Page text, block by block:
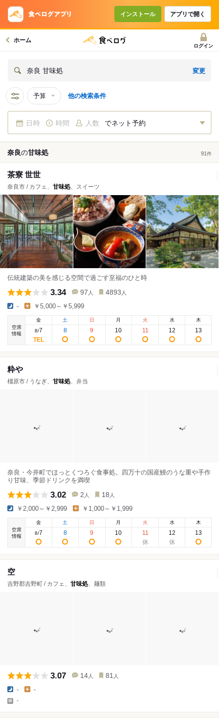
インストール アプリで開く
ホーム
ログイン
奈良 甘味処 変更
予算 他の検索条件
日時 時間 人数 でネット予約
奈良の甘味処 91 件
茶寮 世世
奈良市 / カフェ、 甘味処、スイーツ
伝統建築の美を感じる空間で過ごす至福のひと時
3.34 97 人 4893 人
- ￥5,000～￥5,999
空席
情報
金
8/7
土
8
日
9
月
10
火
11
水
12
木
13
粋や
橿原市 / うなぎ、 甘味処、弁当
奈良・今井町でほっとくつろぐ食事処。四万十の国産鰻のうな重や手作
り甘味、季節ドリンクを満喫
3.02 2 人 18 人
￥2,000～￥2,999 ￥1,000～￥1,999
空席
情報
金
8/7
土
8
日
9
月
10
火
11
水
12
木
13
空
吉野郡吉野町 / カフェ、 甘味処、麺類
3.07 14 人 81 人
- -
-